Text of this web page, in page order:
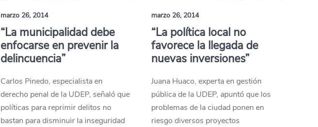
marzo 26, 2014
“La municipalidad debe
enfocarse en prevenir la
delincuencia”
Carlos Pinedo, especialista en
derecho penal de la UDEP, señaló que
políticas para reprimir delitos no
bastan para disminuir la inseguridad
marzo 26, 2014
“La política local no
favorece la llegada de
nuevas inversiones”
Juana Huaco, experta en gestión
pública de la UDEP, apuntó que los
problemas de la ciudad ponen en
riesgo diversos proyectos